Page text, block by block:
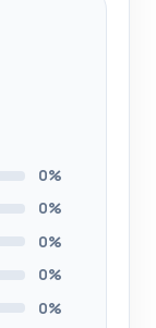
0%
0%
0%
0%
0%